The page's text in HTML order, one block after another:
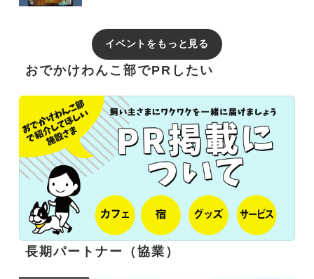
イベントをもっと見る
おでかけわんこ部でPRしたい
長期パートナー（協業）